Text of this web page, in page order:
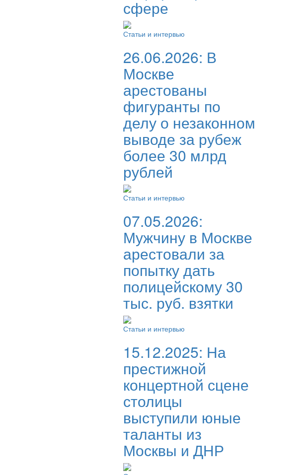
сфере
Статьи и интервью
26.06.2026: В
Москве
арестованы
фигуранты по
делу о незаконном
выводе за рубеж
более 30 млрд
рублей
Статьи и интервью
07.05.2026:
Мужчину в Москве
арестовали за
попытку дать
полицейскому 30
тыс. руб. взятки
Статьи и интервью
15.12.2025: На
престижной
концертной сцене
столицы
выступили юные
таланты из
Москвы и ДНР